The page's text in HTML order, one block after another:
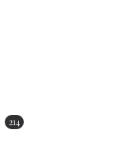
214